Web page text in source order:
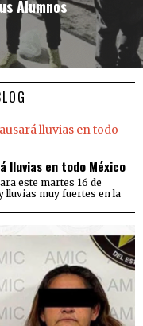
Alumnos
lluvias en todo México
este martes 16 de
lluvias muy fuertes en la